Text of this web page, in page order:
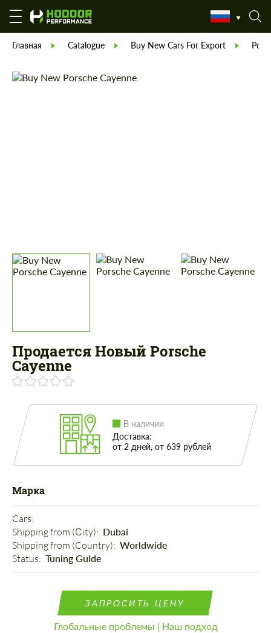
Главная Catalogue Buy New Cars For Export
Продается Новый Porsche
Cayenne
В наличии
Доставка:
от 2 дней, от 639 рублей
Марка
Cars:
Shipping from (Сity): Dubai
Shipping from (Country): Worldwide
Status: Tuning Guide
ЗАПРОСИТЬ ЦЕНУ
Глобальные проблемы | Наш подход